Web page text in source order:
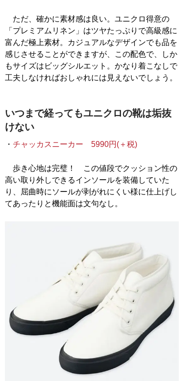
ただ、確かに素材感は良い。ユニクロ得意の
「プレミアムリネン」はツヤたっぷりで高級感に
富んだ極上素材。カジュアルなデザインでも品を
感じさせることができますが、この配色で、しか
もサイズはビッグシルエット。かなり着こなしで
工夫しなければおしゃれには見えないでしょう。
いつまで経ってもユニクロの靴は垢抜
けない
・ チャッカスニーカー 5990円(＋税)
歩き心地は完璧！ この値段でクッション性の
高い取り外しできるインソールを装備していた
り、屈曲時にソールが剥がれにくい様に仕上げし
てあったりと機能面は文句なし。